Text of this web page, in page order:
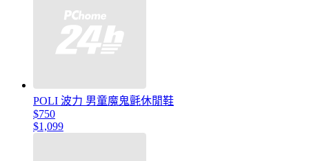
POLI 波力 男童魔鬼氈休閒鞋
$750
$1,099